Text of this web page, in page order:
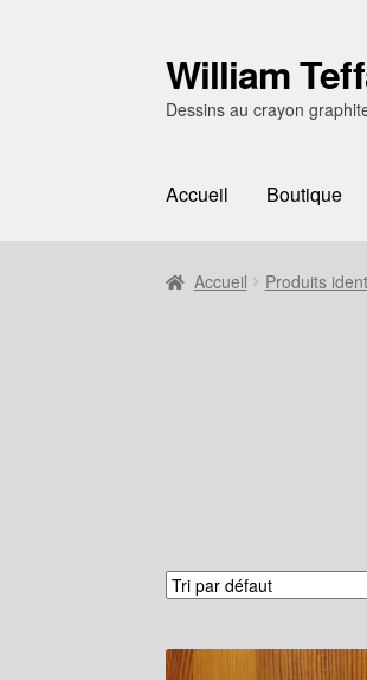
Aller
à
la
Aller
au
contenu
William
Dessins au crayon
Accueil Boutique
Accueil Produits